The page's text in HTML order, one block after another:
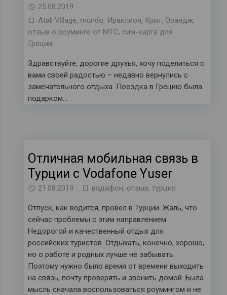
25.08.2019
Atali Village, mundo, Ираклион, Крит, Орандж,
отзыв о роуминге от МТС, сим-карта для
Греции
Здравствуйте, дорогие друзья, хочу поделиться с
вами своей радостью – недавно вернулись с
замечательного отдыха. Поездка в Грецию была
подарком…
Отличная мобильная связь в
Турции с Vodafone Yuser
21.08.2019 водафон, отзыв, турция
Отпуск, как водится, провел в Турции. Жаль, что
сейчас проблемы с этим направлением.
Недорогой и качественный отдых для
российских туристов. Отдыхать, конечно, хорошо,
но о работе и родных лучше не забывать.
Поэтому нужно было время от времени выходить
на связь, почту проверять и звонить домой. Была
мысль сначала воспользоваться роумингом и не